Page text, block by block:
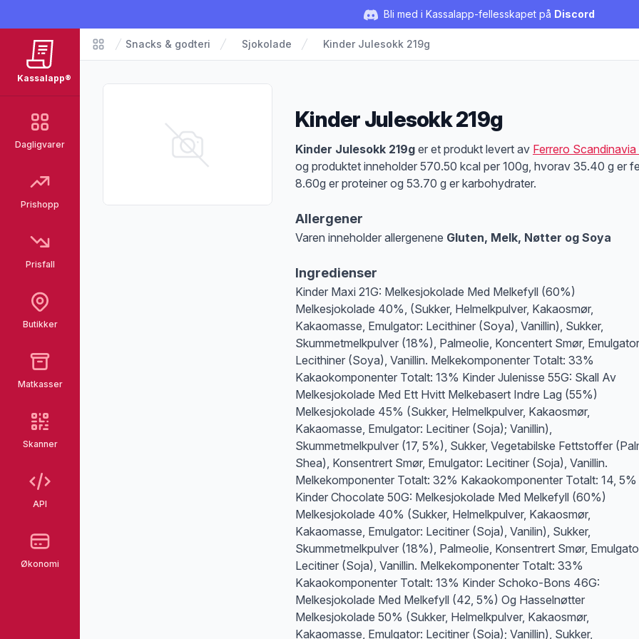
Bli med i Kassalapp-fellesskapet på Discord
Kassalapp®
Dagligvarer
Prishopp
Prisfall
Butikker
Matkasser
Skanner
API
Økonomi
Matvarer
Snacks & godteri Sjokolade Kinder Julesokk 219g
Kinder Julesokk 219g
Produktbeskrivelse
Kinder Julesokk 219g er et produkt levert av Ferrero Scandinavia
og produktet inneholder 570.50 kcal per 100g, hvorav 35.40 g er
8.60g er proteiner og 53.70 g er karbohydrater.
Allergener
Varen inneholder allergenene Gluten, Melk, Nøtter og Soya
at denne informasjonen er bare til informasjon, sjekk pakkningen og
Ingredienser
Kinder Maxi 21G: Melkesjokolade Med Melkefyll (60%)
Melkesjokolade 40%, (Sukker, Helmelkpulver, Kakaosmør,
Kakaomasse, Emulgator: Lecithiner (Soya), Vanillin), Sukker,
Skummetmelkpulver (18%), Palmeolie, Koncentert Smør,
Lecithiner (Soya), Vanillin. Melkekomponenter Totalt: 33%
Kakaokomponenter Totalt: 13% Kinder Julenisse 55G: Skall Av
Melkesjokolade Med Ett Hvitt Melkebasert Indre Lag (55%)
Melkesjokolade 45% (Sukker, Helmelkpulver, Kakaosmør,
Kakaomasse, Emulgator: Lecitiner (Soja); Vanillin),
Skummetmelkpulver (17, 5%), Sukker, Vegetabilske Fettstoffer
Shea), Konsentrert Smør, Emulgator: Lecitiner (Soja), Vanillin.
Melkekomponenter Totalt: 32% Kakaokomponenter Totalt: 14, 5%
Kinder Chocolate 50G: Melkesjokolade Med Melkefyll (60%)
Melkesjokolade 40% (Sukker, Helmelkpulver, Kakaosmør,
Kakaomasse, Emulgator: Lecitiner (Soja), Vanilin), Sukker,
Skummetmelkpulver (18%), Palmeolie, Konsentrert Smør,
Lecitiner (Soja), Vanillin. Melkekomponenter Totalt: 33%
Kakaokomponenter Totalt: 13% Kinder Schoko-Bons 46G:
Melkesjokolade Med Melkefyll (42, 5%) Og Hasselnøtter
Melkesjokolade 50% (Sukker, Helmelkpulver, Kakaosmør,
Kakaomasse, Emulgator: Lecitiner (Soja); Vanillin), Sukker,